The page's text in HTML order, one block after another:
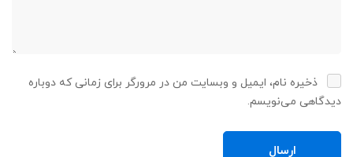
ذخیره نام، ایمیل و وبسایت من در مرورگر برای زمانی که دوباره
دیدگاهی می‌نویسم.